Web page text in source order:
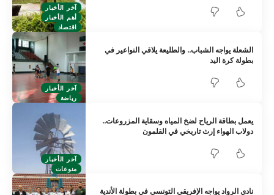
آخر الأخبار
أهم الأخبار
اقتصاد
آخر الأخبار
رياضة
الشعلة يواجه الشباب.. والطليعة يلاقي النواعير في
بطولة كرة اليد
آخر الأخبار
منوعات
يعمل بطاقة الرياح لضخ المياه وسقاية المزروعات..
دولاب الهواء إرث تاريخي في القلمون
نادي الرواد يواجه الإفريقي التونسي في بطولة الأندية